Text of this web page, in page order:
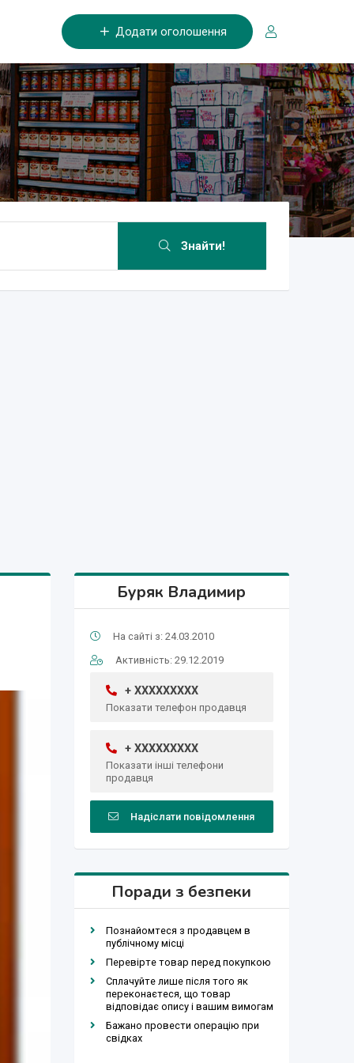
Додати оголошення
Знайти!
Буряк Владимир
На сайті з: 24.03.2010
Активність: 29.12.2019
+ XXXXXXXXX
Показати телефон продавця
+ XXXXXXXXX
Показати інші телефони
продавця
Надіслати повідомлення
Поради з безпеки
Познайомтеся з продавцем в
публічному місці
Перевірте товар перед покупкою
Сплачуйте лише після того як
переконаєтеся, що товар
відповідає опису і вашим вимогам
Бажано провести операцію при
свідках